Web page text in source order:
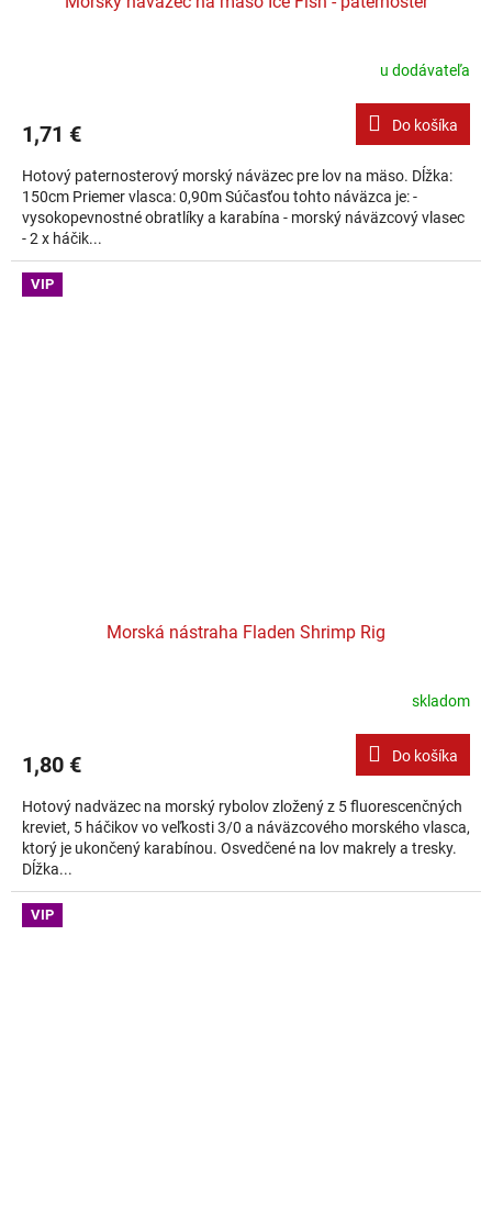
u dodávateľa
1,71 € Do košíka
Hotový paternosterový morský náväzec pre lov na mäso. Dĺžka:
150cm Priemer vlasca: 0,90m Súčasťou tohto náväzca je: -
vysokopevnostné obratlíky a karabína - morský náväzcový vlasec
- 2 x háčik...
VIP
Morská nástraha Fladen Shrimp Rig
skladom
1,80 € Do košíka
Hotový nadväzec na morský rybolov zložený z 5 fluorescenčných
kreviet, 5 háčikov vo veľkosti 3/0 a náväzcového morského vlasca,
ktorý je ukončený karabínou. Osvedčené na lov makrely a tresky.
Dĺžka...
VIP